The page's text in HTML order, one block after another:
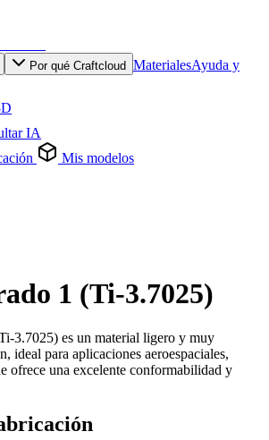
Por qué Craftcloud MaterialesAyuda y
IA
Mis modelos
1 (Ti-3.7025)
3.7025) es un material ligero y muy
ideal para aplicaciones aeroespaciales,
ofrece una excelente conformabilidad y